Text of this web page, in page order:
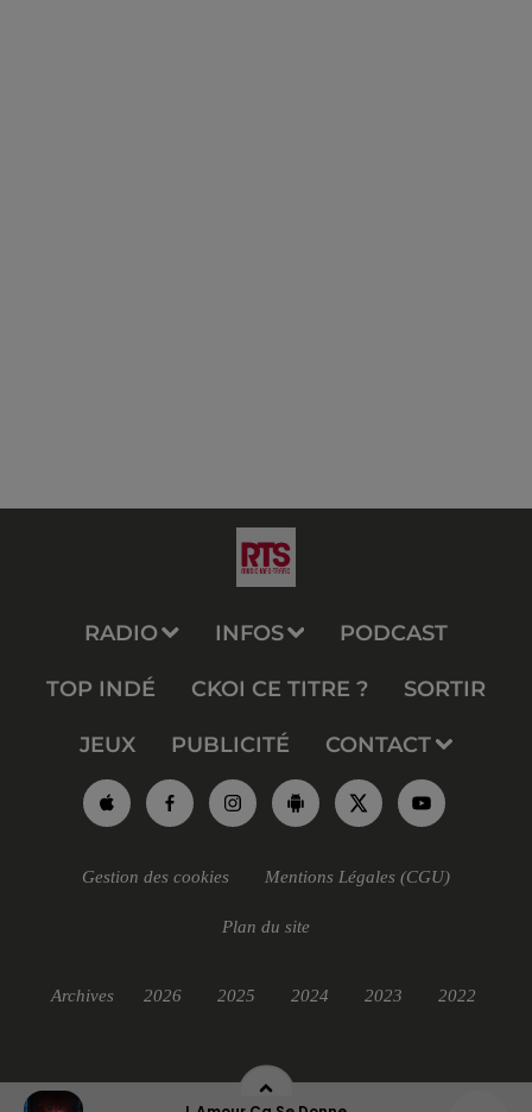
RADIO INFOS PODCAST
TOP INDÉ CKOI CE TITRE ? SORTIR
JEUX PUBLICITÉ CONTACT
Gestion des cookies Mentions Légales (CGU)
Plan du site
Archives 2026 2025 2024 2023 2022